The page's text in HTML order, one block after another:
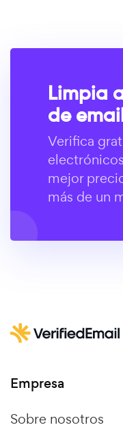
Limpia
de
Verifica
mejor
más de un
Empresa
Sobre nosotros